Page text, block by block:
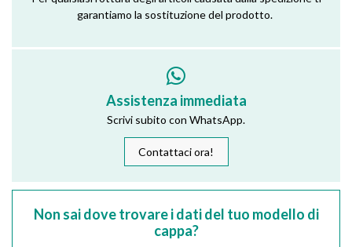
garantiamo la sostituzione del prodotto.
Assistenza immediata
Scrivi subito con WhatsApp.
Contattaci ora!
Non sai dove trovare i dati del tuo modello di
cappa?